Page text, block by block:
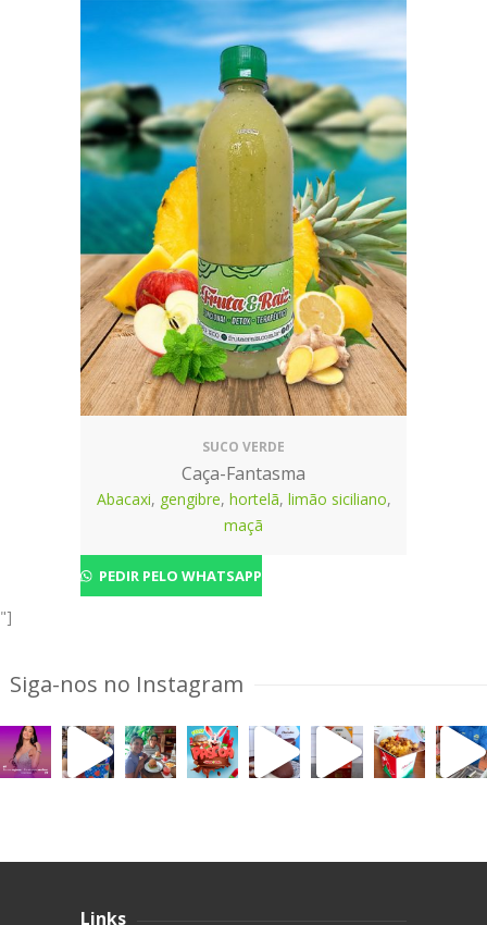
SUCO VERDE
Caça-Fantasma
Abacaxi, gengibre, hortelã, limão siciliano,
maçã
PEDIR PELO WHATSAPP
"]
Siga-nos no Instagram
Links